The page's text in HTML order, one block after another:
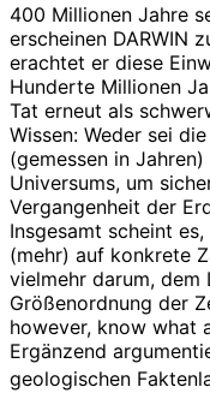
400 Millionen Jahre
erscheinen DARWIN
erachtet er diese
Hunderte Millionen
Tat erneut als
Wissen: Weder sei
(gemessen in
Universums, um
Vergangenheit der
Insgesamt scheint
(mehr) auf konkrete
vielmehr darum, dem
Größenordnung der
however, know what
Ergänzend
geologischen